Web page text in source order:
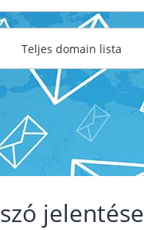
Teljes domain lista
szó jelentése